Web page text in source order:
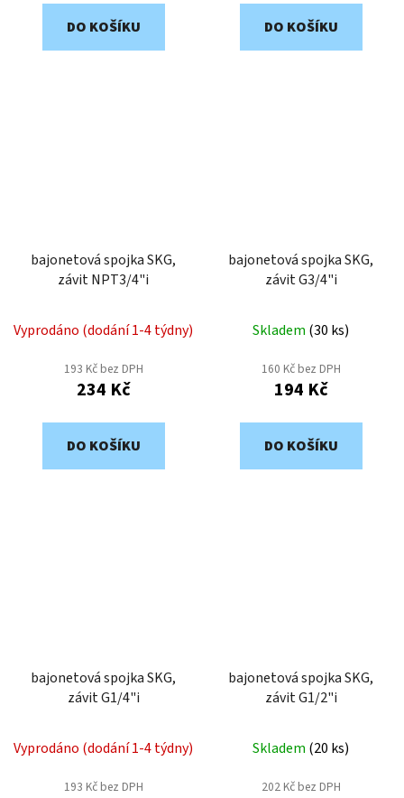
DO KOŠÍKU DO KOŠÍKU
bajonetová spojka SKG,
závit NPT3/4"i
Vyprodáno (dodání 1-4 týdny)
193 Kč bez DPH
234 Kč
DO KOŠÍKU
bajonetová spojka SKG,
závit G3/4"i
Skladem (30 ks)
160 Kč bez DPH
194 Kč
DO KOŠÍKU
bajonetová spojka SKG,
závit G1/4"i
Vyprodáno (dodání 1-4 týdny)
193 Kč bez DPH
bajonetová spojka SKG,
závit G1/2"i
Skladem (20 ks)
202 Kč bez DPH